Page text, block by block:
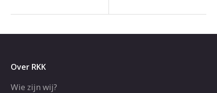
Over RKK
Wie zijn wij?